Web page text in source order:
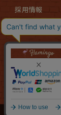
採用情報
会社概要
個人情報取り扱い
お問い合わせ